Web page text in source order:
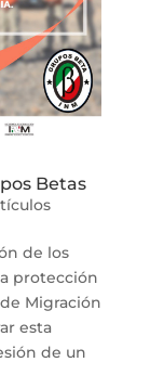
Betas
de los
protección
Migración
esta
de un